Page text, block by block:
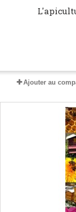
Ajouter au